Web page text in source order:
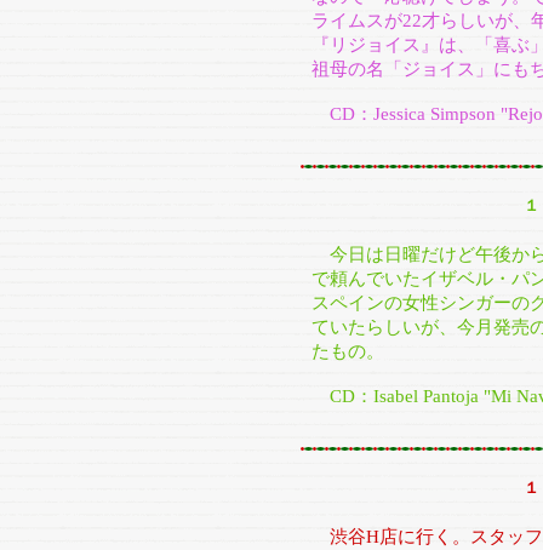
ライムスが22才らしいが、
『リジョイス』は、「喜
祖母の名「ジョイス」にも
CD：Jessica Simpson
今日は日曜だけど午後か
で頼んでいたイザベル・パ
スペインの女性シンガーの
ていたらしいが、今月発売
たもの。
CD：Isabel Pantoja "Mi
渋谷H店に行く。スタッ